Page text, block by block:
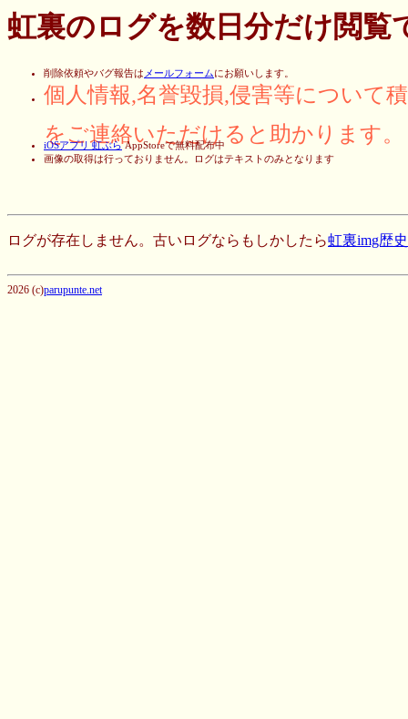
虹裏のログを数日分だけ閲覧
削除依頼やバグ報告はメールフォームにお願いします。
個人情報,名誉毀損,侵害等について
をご連絡いただけると助かります。
iOSアプリ 虹ぶらAppStoreで無料配布中
画像の取得は行っておりません。ログはテキストのみとなります
ログが存在しません。古いログならもしかしたら虹裏img歴
2026 (c)parupunte.net